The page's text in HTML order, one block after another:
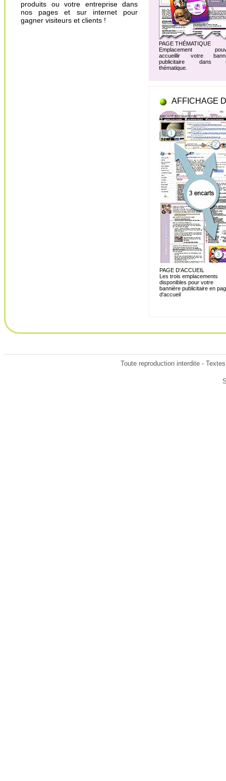
produits ou votre entreprise dans
nos pages et sur internet pour
gagner visiteurs et clients !
PAGE THÉMATIQUE
Emplacement
accueillir votre
publicitaire dans
thématique.
AFFICHAGE
PAGE D'ACCUEIL
Les trois emplacements
disponibles pour votre
bannière publicitaire en
d'accueil
Toute reproduction interdite -